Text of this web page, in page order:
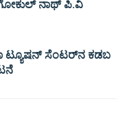
ನಾಥ್ ಪಿ.ವಿ
ಟ್ಯೂಷನ್ ಸೆಂಟರ್‌ನ ಕಡಬ